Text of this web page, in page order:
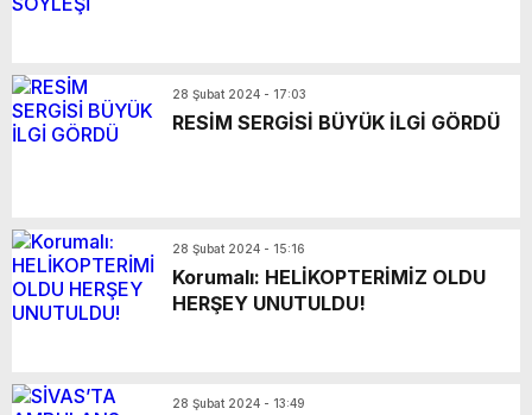
28 Şubat 2024 - 17:03
RESİM SERGİSİ BÜYÜK İLGİ GÖRDÜ
28 Şubat 2024 - 15:16
Korumalı: HELİKOPTERİMİZ OLDU
HERŞEY UNUTULDU!
28 Şubat 2024 - 13:49